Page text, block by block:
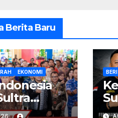
Berita Baru
EKONOMI